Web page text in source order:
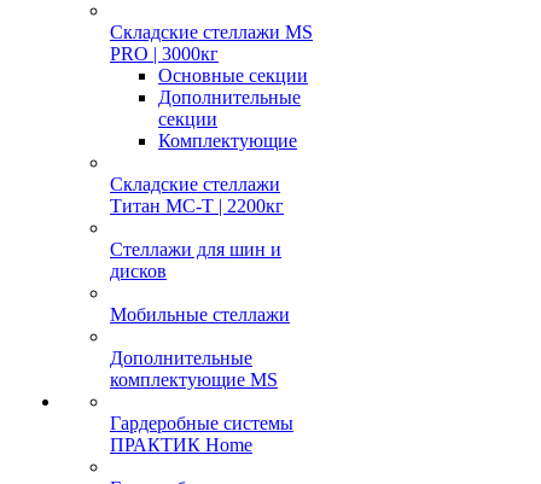
Складские стеллажи MS
PRO | 3000кг
Основные секции
Дополнительные
секции
Комплектующие
Складские стеллажи
Титан МС-Т | 2200кг
Стеллажи для шин и
дисков
Мобильные стеллажи
Дополнительные
комплектующие MS
Гардеробные системы
ПРАКТИК Home